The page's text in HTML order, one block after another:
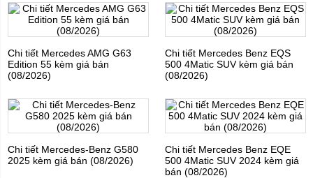
Chi tiết Mercedes AMG G63
Edition 55 kèm giá bán
(08/2026)
Chi tiết Mercedes Benz EQS
500 4Matic SUV kèm giá bán
(08/2026)
Chi tiết Mercedes-Benz G580
2025 kèm giá bán (08/2026)
Chi tiết Mercedes Benz EQE
500 4Matic SUV 2024 kèm giá
bán (08/2026)